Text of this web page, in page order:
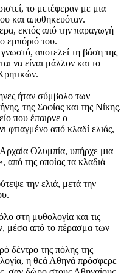
το μετέφεραν με μια
και αποθηκευόταν.
εκτός από την παραγωγή
εμπόριό του.
αποτελεί τη βάση της
να είναι μάλλον και το
ήταν σύμβολο των
της Σοφίας και της Νίκης.
που έπαιρνε ο
φτιαγμένο από κλαδί ελιάς,
Ολυμπία, υπήρχε μια
από της οποίας τα κλαδιά
την ελιά, μετά την
στη μυθολογία και τις
μέσα από το πέρασμα των
δέντρο της πόλης της
η θεά Αθηνά πρόσφερε